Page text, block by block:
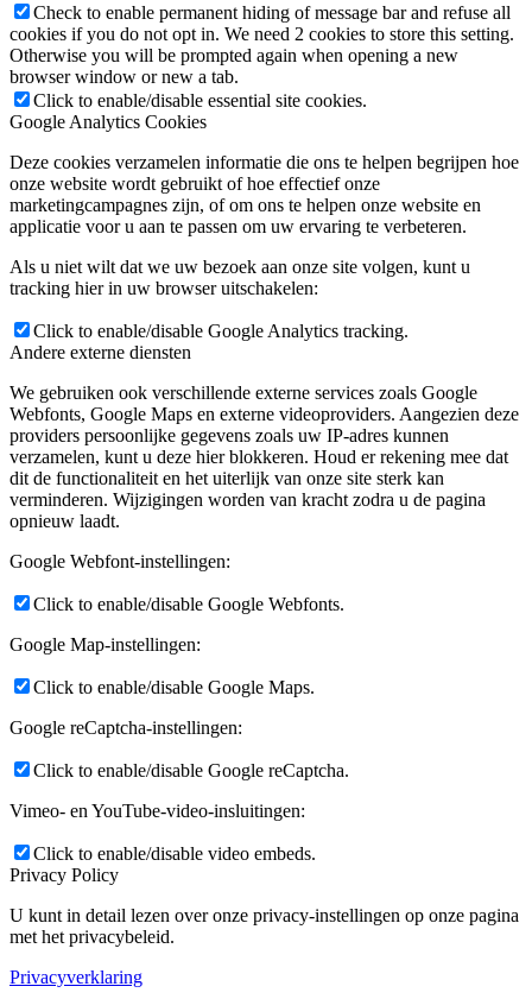
Check to enable permanent hiding of message bar and refuse all
cookies if you do not opt in. We need 2 cookies to store this setting.
Otherwise you will be prompted again when opening a new
browser window or new a tab.
Click to enable/disable essential site cookies.
Google Analytics Cookies
Deze cookies verzamelen informatie die ons te helpen begrijpen hoe
onze website wordt gebruikt of hoe effectief onze
marketingcampagnes zijn, of om ons te helpen onze website en
applicatie voor u aan te passen om uw ervaring te verbeteren.
Als u niet wilt dat we uw bezoek aan onze site volgen, kunt u
tracking hier in uw browser uitschakelen:
Click to enable/disable Google Analytics tracking.
Andere externe diensten
We gebruiken ook verschillende externe services zoals Google
Webfonts, Google Maps en externe videoproviders. Aangezien deze
providers persoonlijke gegevens zoals uw IP-adres kunnen
verzamelen, kunt u deze hier blokkeren. Houd er rekening mee dat
dit de functionaliteit en het uiterlijk van onze site sterk kan
verminderen. Wijzigingen worden van kracht zodra u de pagina
opnieuw laadt.
Google Webfont-instellingen:
Click to enable/disable Google Webfonts.
Google Map-instellingen:
Click to enable/disable Google Maps.
Google reCaptcha-instellingen:
Click to enable/disable Google reCaptcha.
Vimeo- en YouTube-video-insluitingen:
Click to enable/disable video embeds.
Privacy Policy
U kunt in detail lezen over onze privacy-instellingen op onze pagina
met het privacybeleid.
Privacyverklaring